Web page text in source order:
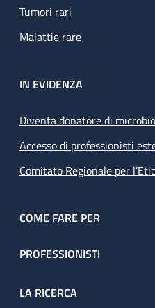
Tumori rari
Malattie rare
IN EVIDENZA
Diventa donatore di
Accesso di professionisti
Comitato Regionale per
COME FARE PER
PROFESSIONISTI
LA RICERCA